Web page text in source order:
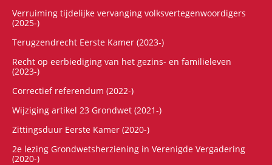
Verruiming tijdelijke vervanging volksvertegenwoordigers
(2025-)
Terugzendrecht Eerste Kamer (2023-)
Recht op eerbiediging van het gezins- en familieleven
(2023-)
Correctief referendum (2022-)
Wijziging artikel 23 Grondwet (2021-)
Zittingsduur Eerste Kamer (2020-)
2e lezing Grondwetsherziening in Verenigde Vergadering
(2020-)